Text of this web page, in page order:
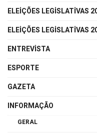
ELEIÇÕES LEGISLATIVAS
ELEIÇÕES LEGISLATIVAS
ENTREVISTA
ESPORTE
GAZETA
INFORMAÇÃO
GERAL